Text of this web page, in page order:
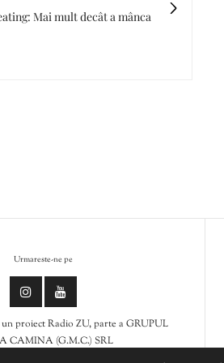
Mai mult decât a mânca
Urmareste-ne pe
proiect Radio ZU, parte a GRUPUL
CAMINA (G.M.C.) SRL